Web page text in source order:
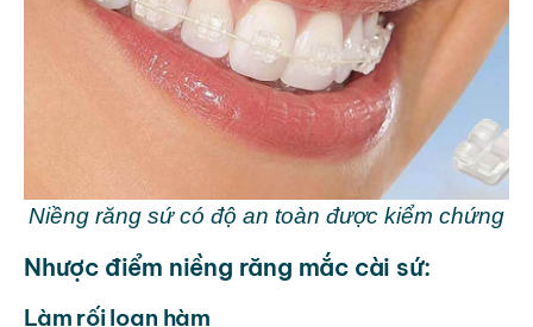
Niềng răng sứ có độ an toàn được kiểm chứng
Nhược điểm niềng răng mắc cài sứ:
Làm rối loạn hàm